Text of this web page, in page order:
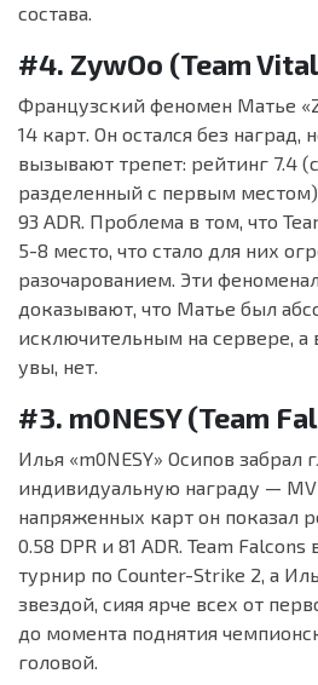
состава.
#4. ZywOo (Team
Французский феномен Матье
14 карт. Он остался без
вызывают трепет: рейтинг 7.4
разделенный с первым местом),
93 ADR. Проблема в том, что
5-8 место, что стало для них
разочарованием. Эти
доказывают, что Матье был
исключительным на сервере, а
увы, нет.
#3. m0NESY (Team
Илья «m0NESY» Осипов забрал
индивидуальную награду —
напряженных карт он показал
0.58 DPR и 81 ADR. Team
турнир по Counter-Strike 2, а
звездой, сияя ярче всех от
до момента поднятия
головой.